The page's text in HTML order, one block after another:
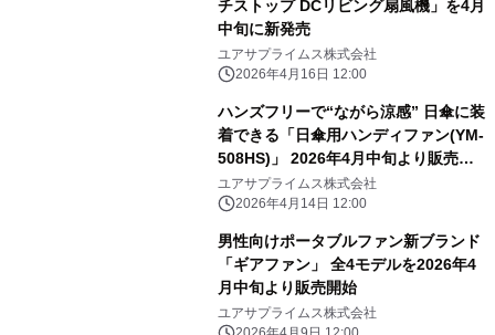
チストップ DCリビング扇風機」を4月
中旬に新発売
ユアサプライムス株式会社
2026年4月16日 12:00
ハンズフリーで“ながら涼感” 日傘に装
着できる「日傘用ハンディファン(YM-
508HS)」 2026年4月中旬より販売開
始
ユアサプライムス株式会社
2026年4月14日 12:00
男性向けポータブルファン新ブランド
「ギアファン」 全4モデルを2026年4
月中旬より販売開始
ユアサプライムス株式会社